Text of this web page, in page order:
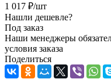
1 017 ₽/шт
Нашли дешевле?
Под заказ
Наши менеджеры
условия заказа
Поделиться